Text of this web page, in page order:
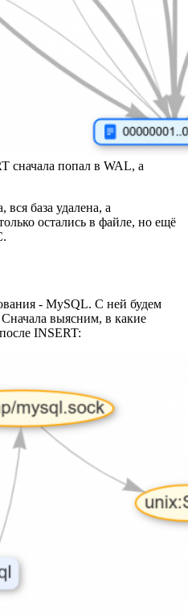
сначала попал в WAL, а
база удалена, а
остались в файле, но ещё
- MySQL. С ней будем
выясним, в какие
INSERT: